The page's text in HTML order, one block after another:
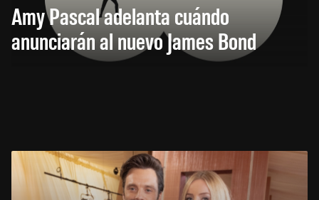
Amy Pascal adelanta cuándo
anunciarán al nuevo James Bond